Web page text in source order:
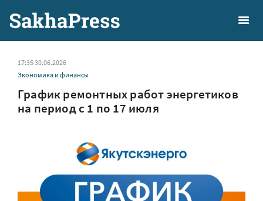
17:35 30.06.2026
Экономика и финансы
График ремонтных работ энергетиков
на период с 1 по 17 июля